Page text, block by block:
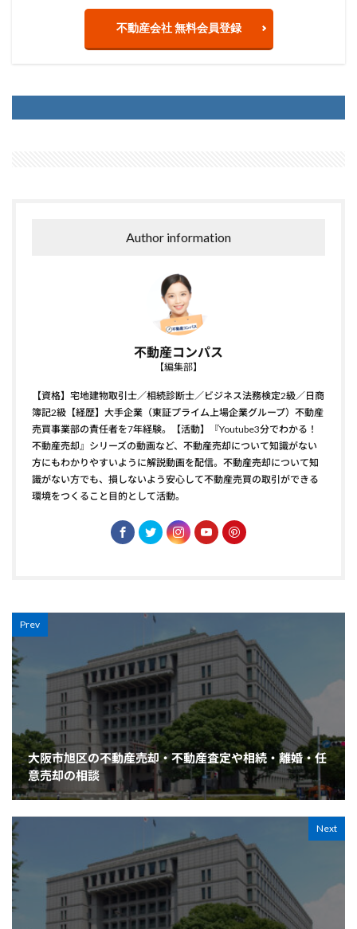
不動産会社 無料会員登録
Author information
不動産コンパス
【編集部】
【資格】宅地建物取引士／相続診断士／ビジネス法務検定2級／日商
簿記2級【経歴】大手企業（東証プライム上場企業グループ）不動産
売買事業部の責任者を7年経験。【活動】『Youtube3分でわかる！
不動産売却』シリーズの動画など、不動産売却について知識がない
方にもわかりやすいように解説動画を配信。不動産売却について知
識がない方でも、損しないよう安心して不動産売買の取引ができる
環境をつくること目的として活動。
Prev
大阪市旭区の不動産売却・不動産査定や相続・離婚・任
意売却の相談
Next